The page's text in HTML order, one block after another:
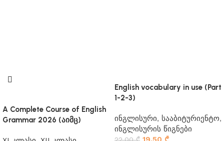
A Complete Course of English
Grammar 2026 (აიმც)
English vocabulary in use (Part
1-2-3)
ინგლისური, სააბიტურიენტო,
ინგლისურის წიგნები